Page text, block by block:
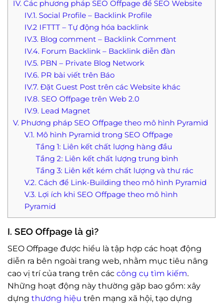
IV. Các phương pháp SEO Offpage để SEO Website
IV.1. Social Profile – Backlink Profile
IV.2 IFTTT – Tự động hóa backlink
IV.3. Blog comment – Backlink Comment
IV.4. Forum Backlink – Backlink diễn đàn
IV.5. PBN – Private Blog Network
IV.6. PR bài viết trên Báo
IV.7. Đặt Guest Post trên các Website khác
IV.8. SEO Offpage trên Web 2.0
IV.9. Lead Magnet
V. Phương pháp SEO Offpage theo mô hình Pyramid
V.1. Mô hình Pyramid trong SEO Offpage
Tầng 1: Liên kết chất lượng hàng đầu
Tầng 2: Liên kết chất lượng trung bình
Tầng 3: Liên kết kém chất lượng và thư rác
V.2. Cách để Link-Building theo mô hình Pyramid
V.3. Lợi ích khi SEO Offpage theo mô hình
Pyramid
I. SEO Offpage là gì?
SEO Offpage được hiểu là tập hợp các hoạt động
diễn ra bên ngoài trang web, nhằm mục tiêu nâng
cao vị trí của trang trên các công cụ tìm kiếm.
Những hoạt động này thường gặp bao gồm: xây
dựng thương hiệu trên mạng xã hội, tạo dựng